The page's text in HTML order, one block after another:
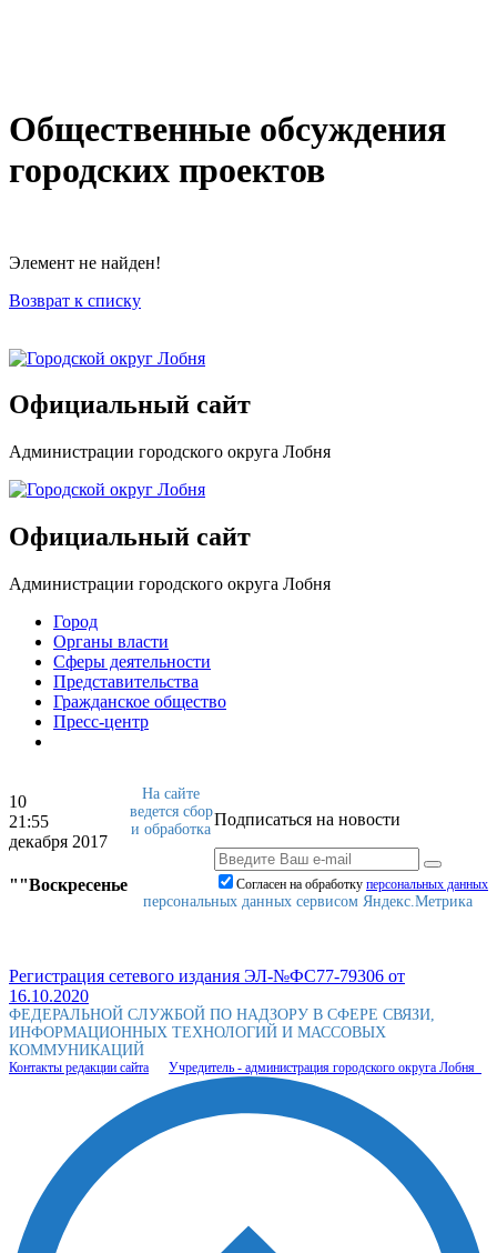
Общественные обсуждения
городских проектов
Элемент не найден!
Возврат к списку
Официальный сайт
Администрации городского округа Лобня
Официальный сайт
Администрации городского округа Лобня
Город
Органы власти
Сферы деятельности
Представительства
Гражданское общество
Пресс-центр
10
21:55
декабря 2017
""Воскресенье
Подписаться на новости
Согласен на обработку персональныx данных
На сайте
ведется сбор
и обработка
персональных данных сервисом Яндекс.Метрика
Регистрация сетевого издания ЭЛ-№ФС77-79306 от
16.10.2020
ФЕДЕРАЛЬНОЙ СЛУЖБОЙ ПО НАДЗОРУ В СФЕРЕ СВЯЗИ,
ИНФОРМАЦИОННЫХ ТЕХНОЛОГИЙ И МАССОВЫХ
КОММУНИКАЦИЙ
Контакты редакции сайта Учредитель - администрация городского округа Лобня